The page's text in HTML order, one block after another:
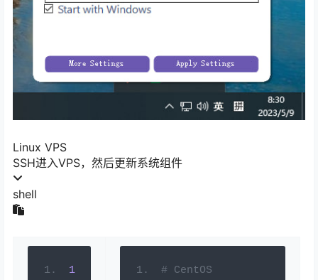
Linux VPS
SSH进入VPS，然后更新系统组件
shell
1 # CentOS